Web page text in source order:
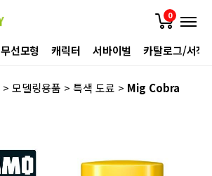
0
무선모형 캐릭터 서바이벌 카탈로그/서적
>모델링용품 >특색 도료 > Mig Cobra